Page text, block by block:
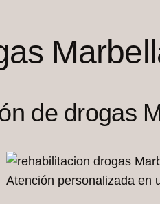
de drogas
Atención personalizada en